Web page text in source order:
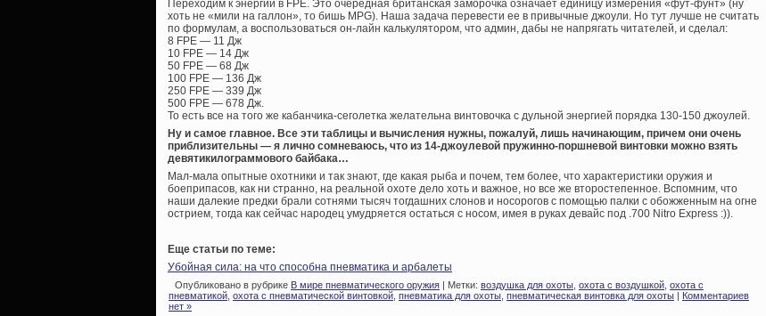
Переходим к энергии в FPE. Это очередная британская заморочка означает единицу измерения «фут-фунт» (ну
хоть не «мили на галлон», то бишь MPG). Наша задача перевести ее в привычные джоули. Но тут лучше не считать
по формулам, а воспользоваться он-лайн калькулятором, что админ, дабы не напрягать читателей, и сделал:
8 FPE — 11 Дж
10 FPE — 14 Дж
50 FPE — 68 Дж
100 FPE — 136 Дж
250 FPE — 339 Дж
500 FPE — 678 Дж.
То есть все на того же кабанчика-сеголетка желательна винтовочка с дульной энергией порядка 130-150 джоулей.
Ну и самое главное. Все эти таблицы и вычисления нужны, пожалуй, лишь начинающим, причем они очень
приблизительны — я лично сомневаюсь, что из 14-джоулевой пружинно-поршневой винтовки можно взять
девятикилограммового байбака…
Мал-мала опытные охотники и так знают, где какая рыба и почем, тем более, что характеристики оружия и
боеприпасов, как ни странно, на реальной охоте дело хоть и важное, но все же второстепенное. Вспомним, что
наши далекие предки брали сотнями тысяч тогдашних слонов и носорогов с помощью палки с обожженным на огне
острием, тогда как сейчас народец умудряется остаться с носом, имея в руках девайс под .700 Nitro Express :)).
Еще статьи по теме:
Убойная сила: на что способна пневматика и арбалеты
Опубликовано в рубрике В мире пневматического оружия | Метки: воздушка для охоты охота с воздушкой охота с
пневматикой охота с пневматической винтовкой пневматика для охоты пневматическая винтовка для охоты
Комментариев
нет »